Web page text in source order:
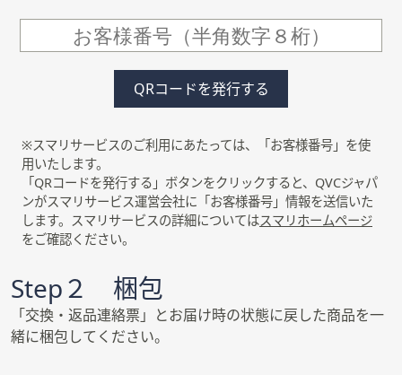
QRコードを発行する
※スマリサービスのご利用にあたっては、「お客様番号」を使
用いたします。
「QRコードを発行する」ボタンをクリックすると、QVCジャパ
ンがスマリサービス運営会社に「お客様番号」情報を送信いた
します。スマリサービスの詳細についてはスマリホームページ
をご確認ください。
Step２ 梱包
「交換・返品連絡票」とお届け時の状態に戻した商品を一
緒に梱包してください。